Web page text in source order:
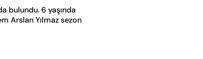
bulundu. 6 yaşında
Arslan Yılmaz sezon